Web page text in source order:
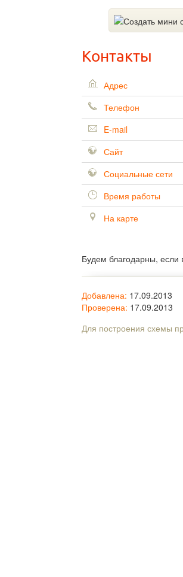
Контакты
Адрес
Телефон
E-mail
Сайт
Социальные сети
Время работы
На карте
Будем благодарны, если
Добавлена: 17.09.2013
Проверена: 17.09.2013
Для построения схемы